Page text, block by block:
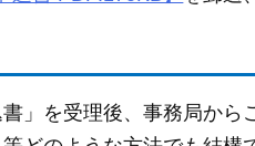
書」を受理後、事務局から